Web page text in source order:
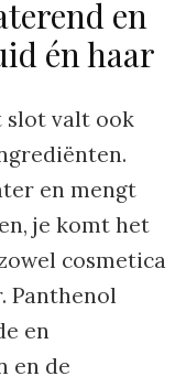
en
én haar
slot valt ook
en mengt
je komt het
cosmetica
Panthenol
en
en de